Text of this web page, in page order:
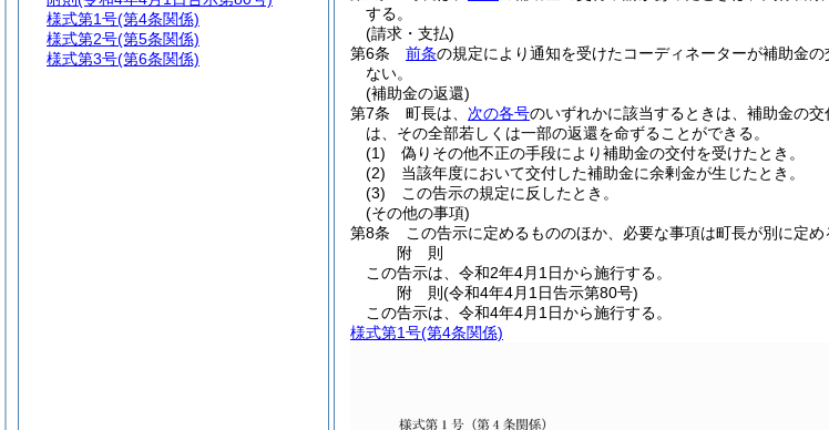
する。
(請求・支払)
第6条
前条の規定により通知を受けたコーディネーターが補助金
ない。
(補助金の返還)
第7条
町長は、 次の各号のいずれかに該当するときは、補助金の
は、その全部若しくは一部の返還を命ずることができる。
(1)
偽りその他不正の手段により補助金の交付を受けたとき。
(2)
当該年度において交付した補助金に余剰金が生じたとき。
(3)
この告示の規定に反したとき。
(その他の事項)
第8条
この告示に定めるもののほか、必要な事項は町長が別に定め
附 則
この告示は、令和2年4月1日から施行する。
附 則(令和4年4月1日告示第80号)
この告示は、令和4年4月1日から施行する。
様式第1号(第4条関係)
様式第1号(第4条関係)
様式第2号(第5条関係)
様式第3号(第6条関係)